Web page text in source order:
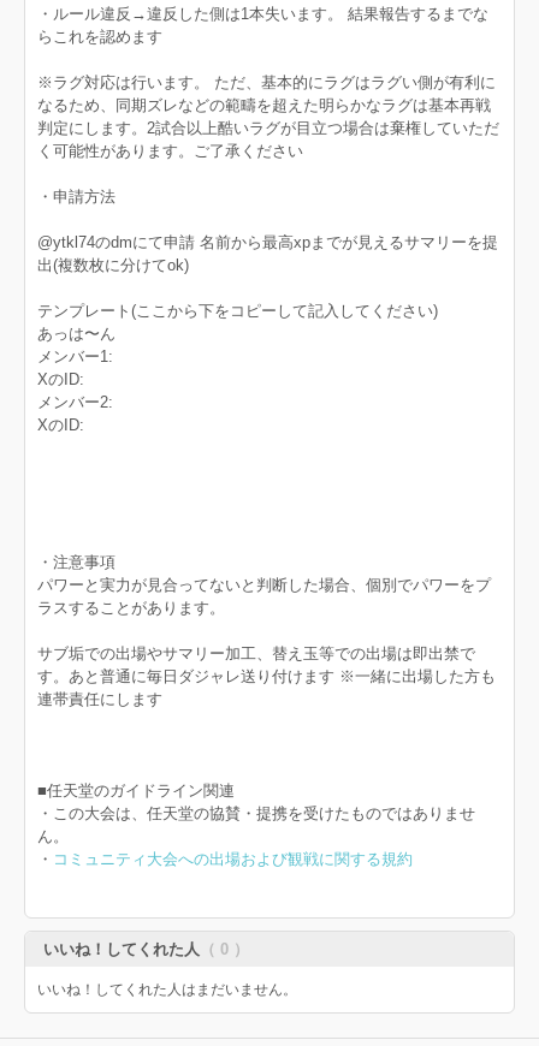
・ルール違反→違反した側は1本失います。 結果報告するまでな
らこれを認めます
※ラグ対応は行います。 ただ、基本的にラグはラグい側が有利に
なるため、同期ズレなどの範疇を超えた明らかなラグは基本再戦
判定にします。2試合以上酷いラグが目立つ場合は棄権していただ
く可能性があります。ご了承ください
・申請方法
@ytkl74のdmにて申請 名前から最高xpまでが見えるサマリーを提
出(複数枚に分けてok)
テンプレート(ここから下をコピーして記入してください)
あっは〜ん
メンバー1:
XのID:
メンバー2:
XのID:
・注意事項
パワーと実力が見合ってないと判断した場合、個別でパワーをプ
ラスすることがあります。
サブ垢での出場やサマリー加工、替え玉等での出場は即出禁で
す。あと普通に毎日ダジャレ送り付けます ※一緒に出場した方も
連帯責任にします
■任天堂のガイドライン関連
・この大会は、任天堂の協賛・提携を受けたものではありませ
ん。
・ コミュニティ大会への出場および観戦に関する規約
いいね！してくれた人 （ 0 ）
いいね！してくれた人はまだいません。